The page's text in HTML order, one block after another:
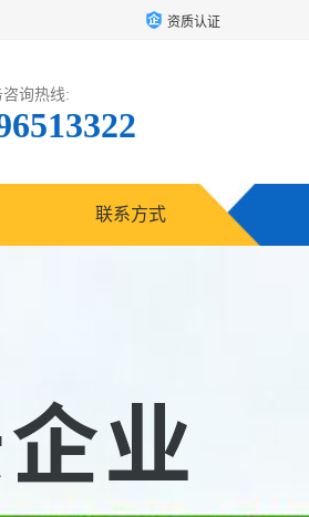
资质认证
询热线:
联系方式